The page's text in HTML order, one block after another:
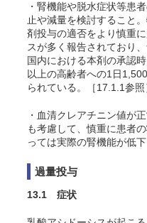
・腎機能や脱水症状等患
止や減量を検討すること
剤投与の適否をより慎重
スが多く報告されており
国内における本剤の承認
以上の高齢者への1日
られている。［17.1.1参照
・血清クレアチニン値が
も考慮して、慎重に患者
っては実際の腎機能が低
過量投与
13.1 症状